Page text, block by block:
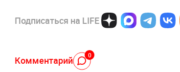
Подписаться на LIFE
Комментарий 0